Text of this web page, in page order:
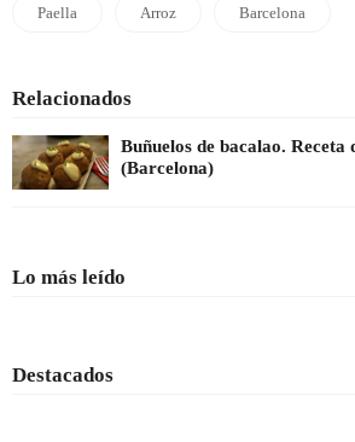
Paella Arroz Barcelona
Relacionados
Buñuelos de bacalao.
(Barcelona)
Lo más leído
Destacados